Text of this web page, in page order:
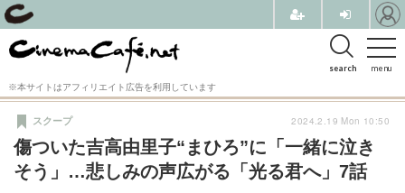
menu
search
※本サイトはアフィリエイト広告を利用しています
傷ついた吉高由里子“まひろ”に「一緒に泣き
そう」…悲しみの声広がる「光る君へ」7話
スクープ 2024.2.19 Mon 10:50